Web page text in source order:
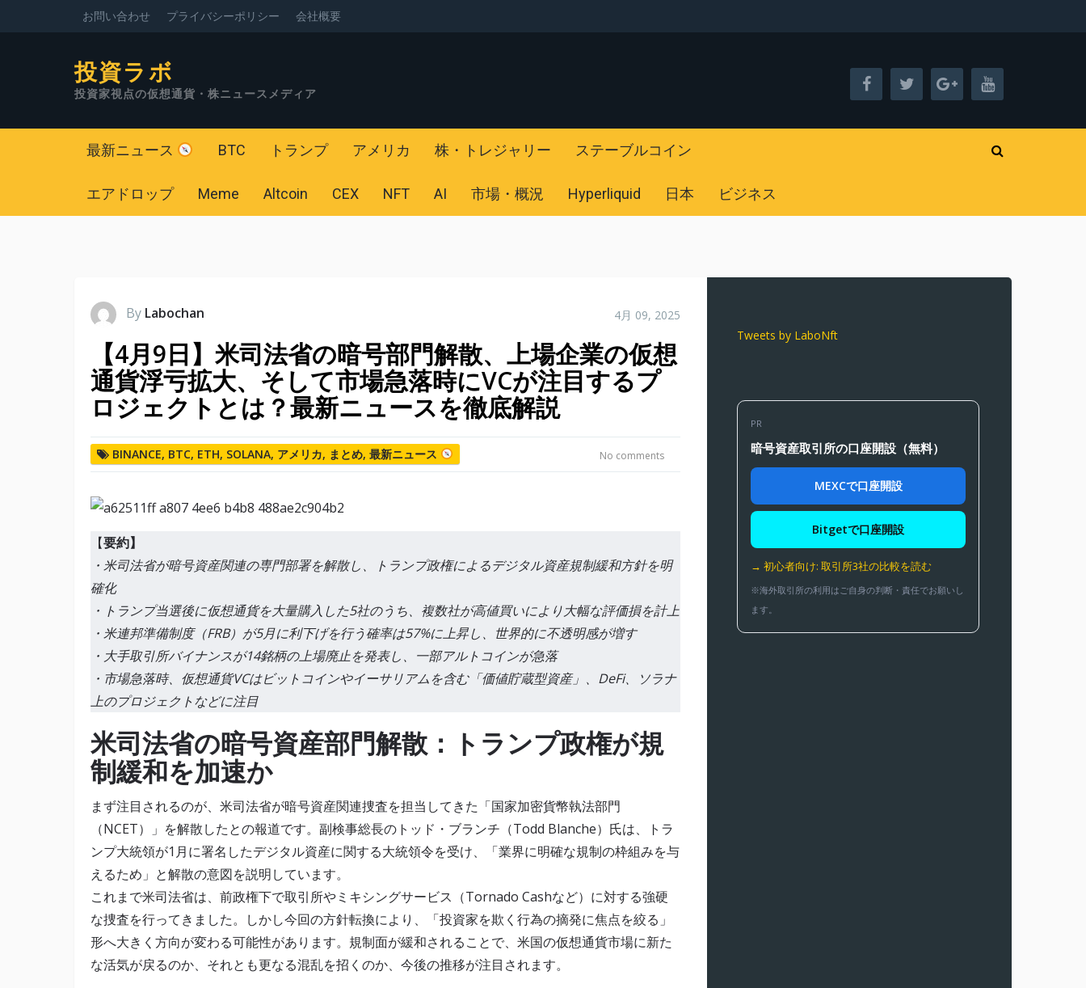
お問い合わせ プライバシーポリシー 会社概要
投資ラボ
投資家視点の仮想通貨・株ニュースメディア
最新ニュース BTC トランプ アメリカ 株・トレジャリー ステーブルコイン
エアドロップ Meme Altcoin CEX NFT AI 市場・概況 Hyperliquid 日本 ビジネス
By Labochan 4月 09, 2025
【4月9日】米司法省の暗号部門解散、上場企業の仮想
通貨浮亏拡大、そして市場急落時にVCが注目するプ
ロジェクトとは？最新ニュースを徹底解説
BINANCE, BTC, ETH, SOLANA, アメリカ, まとめ, 最新ニュース No comments
【要約】
・米司法省が暗号資産関連の専門部署を解散し、トランプ政権によるデジタル資産規制緩和方針を明
確化
・トランプ当選後に仮想通貨を大量購入した5社のうち、複数社が高値買いにより大幅な評価損を計上
・米連邦準備制度（FRB）が5月に利下げを行う確率は57%に上昇し、世界的に不透明感が増す
・大手取引所バイナンスが14銘柄の上場廃止を発表し、一部アルトコインが急落
・市場急落時、仮想通貨VCはビットコインやイーサリアムを含む「価値貯蔵型資産」、DeFi、ソラナ
上のプロジェクトなどに注目
米司法省の暗号資産部門解散：トランプ政権が規
制緩和を加速か
まず注目されるのが、米司法省が暗号資産関連捜査を担当してきた「国家加密貨幣執法部門
（NCET）」を解散したとの報道です。副検事総長のトッド・ブランチ（Todd Blanche）氏は、トラ
ンプ大統領が1月に署名したデジタル資産に関する大統領令を受け、「業界に明確な規制の枠組みを与
えるため」と解散の意図を説明しています。
これまで米司法省は、前政権下で取引所やミキシングサービス（Tornado Cashなど）に対する強硬
な捜査を行ってきました。しかし今回の方針転換により、「投資家を欺く行為の摘発に焦点を絞る」
形へ大きく方向が変わる可能性があります。規制面が緩和されることで、米国の仮想通貨市場に新た
な活気が戻るのか、それとも更なる混乱を招くのか、今後の推移が注目されます。
Tweets by LaboNft
PR
暗号資産取引所の口座開設（無料）
MEXCで口座開設
Bitgetで口座開設
→ 初心者向け: 取引所3社の比較を読む
※海外取引所の利用はご自身の判断・責任でお願いし
ます。